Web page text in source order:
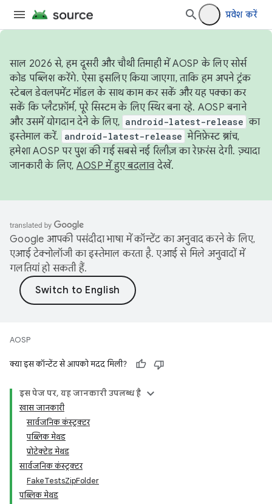
प्रवेश करें
साल 2026 से, हम दूसरी और चौथी तिमाही में AOSP के लिए सोर्स
कोड पब्लिश करेंगे. ऐसा इसलिए किया जाएगा, ताकि हम अपने ट्रंक
स्टेबल डेवलपमेंट मॉडल के साथ काम कर सकें और यह पक्का कर
सकें कि प्लैटफ़ॉर्म, पूरे सिस्टम के लिए स्थिर बना रहे. AOSP बनाने
और उसमें योगदान देने के लिए, android-latest-release का
इस्तेमाल करें.
android-latest-release मेनिफ़ेस्ट ब्रांच,
हमेशा AOSP पर पुश की गई सबसे नई रिलीज़ का रेफ़रंस देगी. ज़्यादा
जानकारी के लिए, AOSP में हुए बदलावदेखें.
Google आपकी पसंदीदा भाषा में कॉन्टेंट का अनुवाद करने के लिए,
एआई टेक्नोलॉजी का इस्तेमाल करता है. एआई से मिले अनुवादों में
गलतियां हो सकती हैं.
AOSP
क्या इस कॉन्टेंट से आपको मदद मिली?
इस पेज पर, यह जानकारी उपलब्ध है
खास जानकारी
सार्वजनिक कंस्ट्रक्टर
पब्लिक मेथड
प्रोटेक्टेड मेथड
सार्वजनिक कंस्ट्रक्टर
FakeTestsZipFolder
पब्लिक मेथड